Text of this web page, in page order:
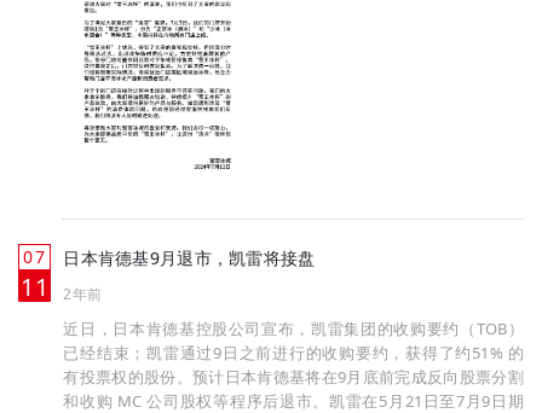
07
月
11
日本肯德基9月退市，凯雷将接盘
2年前
近日，日本肯德基控股公司宣布，凯雷集团的收购要约（TOB）
已经结束；凯雷通过9日之前进行的收购要约，获得了约51% 的
有投票权的股份。预计日本肯德基将在9月底前完成反向股票分割
和收购 MC 公司股权等程序后退市。凯雷在5月21日至7月9日期